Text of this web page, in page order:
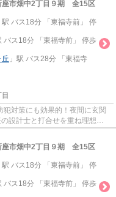
座市畑中2丁目９期 全15区
駅 バス18分 「東福寺前」 停
バス18分 「東福寺前」 停歩
丘 」駅 バス28分 「東福寺
対策にも効果的！夜間に玄関
設計士と打合せを重ね理想を
ら...
座市畑中2丁目９期 全15区
駅 バス18分 「東福寺前」 停
バス18分 「東福寺前」 停歩